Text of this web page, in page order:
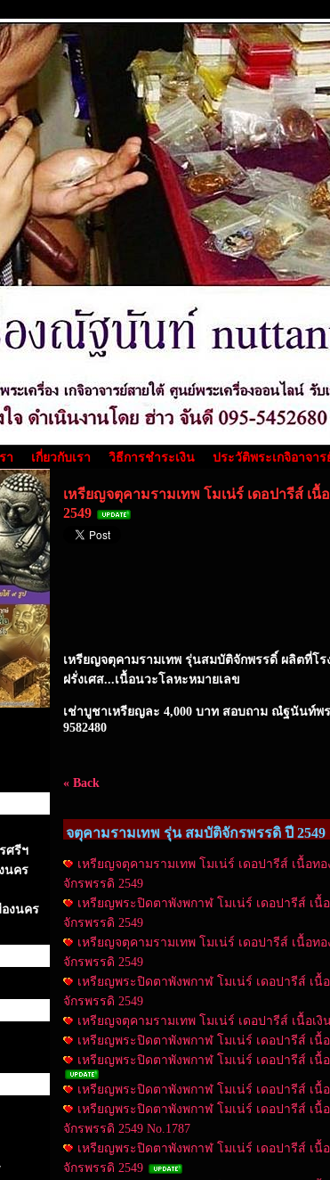
า เกี่ยวกับเรา วิธีการชำระเงิน ประวัติพระเกจิอาจาร
ศรีฯ
นคร
งนคร
เหรียญจตุคามรามเทพ โมเน่ร์ เดอปารีส์ เ
2549
เหรียญจตุคามรามเทพ รุ่นสมบัติจักพรรดิ์ ผลิตที่โ
ฝรั่งเศส...เนื้อนวะโลหะหมายเลข
เช่าบูชาเหรียญละ 4,000 บาท สอบถาม ณํฐนันท์พร
9582480
« Back
จตุคามรามเทพ รุ่น สมบัติจักรพรรดิ ปี 2549
เหรียญจตุคามรามเทพ โมเน่ร์ เดอปารีส์ เนื้อท
จักรพรรดิ 2549
เหรียญพระปิดตาพังพกาฬ โมเน่ร์ เดอปารีส์ เนื้
จักรพรรดิ 2549
เหรียญจตุคามรามเทพ โมเน่ร์ เดอปารีส์ เนื้อท
จักรพรรดิ 2549
เหรียญพระปิดตาพังพกาฬ โมเน่ร์ เดอปารีส์ เนื้
จักรพรรดิ 2549
เหรียญจตุคามรามเทพ โมเน่ร์ เดอปารีส์ เนื้อเ
เหรียญพระปิดตาพังพกาฬ โมเน่ร์ เดอปารีส์ เนื้
เหรียญพระปิดตาพังพกาฬ โมเน่ร์ เดอปารีส์ เนื้
เหรียญพระปิดตาพังพกาฬ โมเน่ร์ เดอปารีส์ เนื้
เหรียญพระปิดตาพังพกาฬ โมเน่ร์ เดอปารีส์ เ
จักรพรรดิ 2549 No.1787
เหรียญพระปิดตาพังพกาฬ โมเน่ร์ เดอปารีส์ เ
จักรพรรดิ 2549